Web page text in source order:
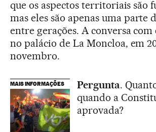
que os aspectos territoriais são
mas eles são apenas uma parte
entre gerações. A conversa com
no palácio de La Moncloa, em
novembro.
MAIS INFORMAÇÕES Pergunta.
quando a
aprovada?